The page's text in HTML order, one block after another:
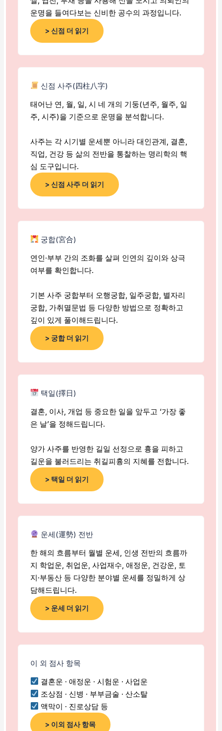
운명을 들여다보는 신비한 공수의 과정입니다.
> 신점 더 읽기
신점 사주(四柱八字)
태어난 연, 월, 일, 시 네 개의 기둥(년주, 월주, 일
주, 시주)을 기준으로 운명을 분석합니다.
사주는 각 시기별 운세뿐 아니라 대인관계, 결혼,
직업, 건강 등 삶의 전반을 통찰하는 명리학의 핵
심 도구입니다.
> 신점 사주 더 읽기
궁합(宮合)
연인·부부 간의 조화를 살펴 인연의 깊이와 상극
여부를 확인합니다.
기본 사주 궁합부터 오행궁합, 일주궁합, 별자리
궁합, 가취멸문법 등 다양한 방법으로 정확하고
깊이 있게 풀이해드립니다.
> 궁합 더 읽기
택일(擇日)
결혼, 이사, 개업 등 중요한 일을 앞두고 ‘가장 좋
은 날’을 정해드립니다.
양가 사주를 반영한 길일 선정으로 흉을 피하고
길운을 불러드리는 취길피흉의 지혜를 전합니다.
> 택일 더 읽기
운세(運勢) 전반
한 해의 흐름부터 월별 운세, 인생 전반의 흐름까
지 학업운, 취업운, 사업재수, 애정운, 건강운, 토
지·부동산 등 다양한 분야별 운세를 정밀하게 상
담해드립니다.
> 운세 더 읽기
이 외 점사 항목
결혼운 · 애정운 · 시험운 · 사업운
조상점 · 신병 · 부부금술 · 산소탈
액막이 · 진로상담 등
> 이외 점사 항목